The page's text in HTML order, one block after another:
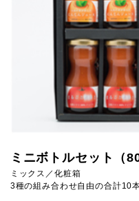
ミニボトルセット （
ミックス／化粧箱
3種の組み合わせ自由の合計10